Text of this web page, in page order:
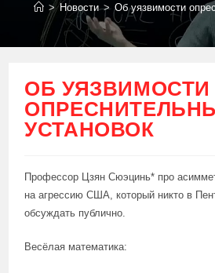
> Новости > Об уязвимости
ОБ УЯЗВИМОСТИ
УСТАНОВОК
Профессор Цзян Сюэцинь* про
на агрессию США, который никто в
обсуждать публично.
Весёлая математика: